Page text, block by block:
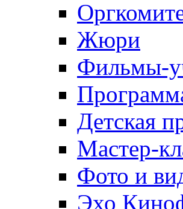
Жюри
Фильмы-
Детская
Мастер-
Фото и
Эхо